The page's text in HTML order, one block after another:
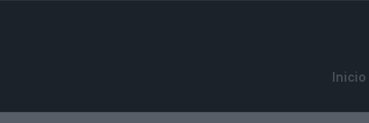
Inicio